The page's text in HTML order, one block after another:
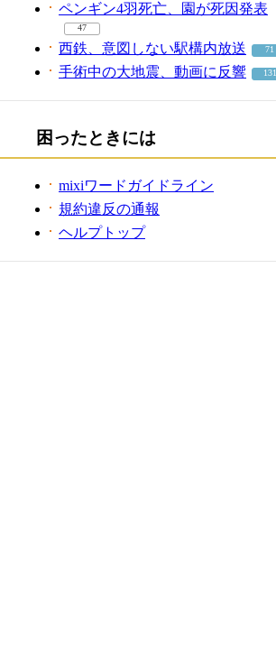
ペンギン4羽死亡、園が死因発表
47
西鉄、意図しない駅構内放送 71
手術中の大地震、動画に反響 131
困ったときには
mixiワードガイドライン
規約違反の通報
ヘルプトップ